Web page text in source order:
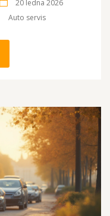
20 ledna 2026
Auto servis